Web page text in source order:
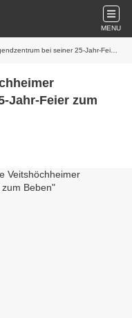
MENU
bei seiner 25-Jahr-Feier zum Beben
Jahr-Feier zum